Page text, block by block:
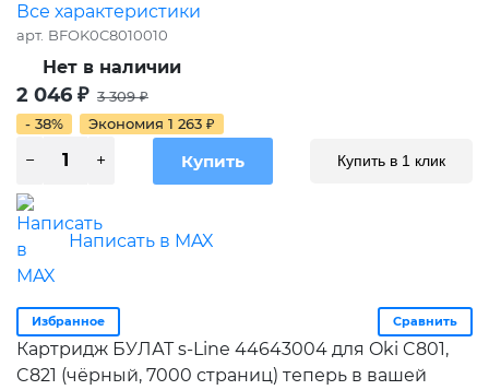
Все характеристики
арт. BFOK0C8010010
Нет в наличии
2 046 ₽ 3 309₽
- 38%
Экономия 1 263 ₽
Купить в 1 клик
Написать в MAX
Избранное Сравнить
Картридж БУЛАТ s-Line 44643004 для Oki C801,
C821 (чёрный, 7000 страниц) теперь в вашей